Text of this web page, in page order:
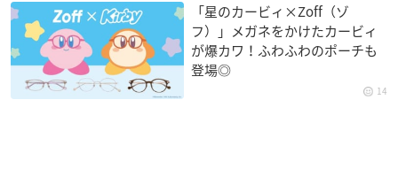
「星のカービィ×Zoff（ゾ
フ）」メガネをかけたカービィ
が爆カワ！ふわふわのポーチも
登場◎
14